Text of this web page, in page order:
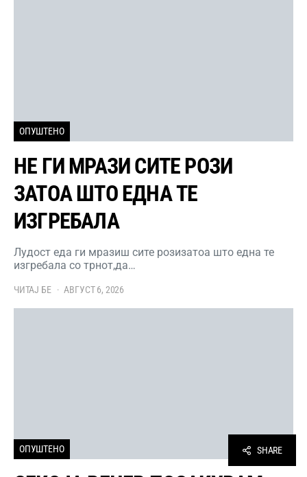
ОПУШТЕНО
НЕ ГИ МРАЗИ СИТЕ РОЗИ
ЗАТОА ШТО ЕДНА ТЕ
ИЗГРЕБАЛА
Лудост еда ги мразиш сите розизатоа што една те
изгребала со трнот,да…
ЧИТАЈ БЕ АВГУСТ 6, 2026
ОПУШТЕНО SHARE